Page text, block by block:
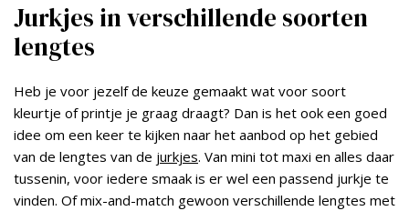
Jurkjes in verschillende soorten
lengtes
Heb je voor jezelf de keuze gemaakt wat voor soort
kleurtje of printje je graag draagt? Dan is het ook een goed
idee om een keer te kijken naar het aanbod op het gebied
van de lengtes van de jurkjes. Van mini tot maxi en alles daar
tussenin, voor iedere smaak is er wel een passend jurkje te
vinden. Of mix-and-match gewoon verschillende lengtes met